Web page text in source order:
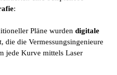
:
Pläne wurden digitale
die die Vermessungsingenieure
jede Kurve mittels Laser